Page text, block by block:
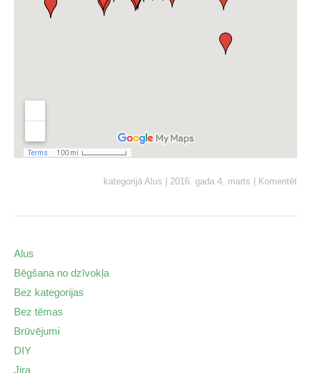
kategorijā Alus 2016. gada 4. marts Komentēt
Alus
Bēgšana no dzīvokļa
Bez kategorijas
Bez tēmas
Brūvējumi
DIY
Jira